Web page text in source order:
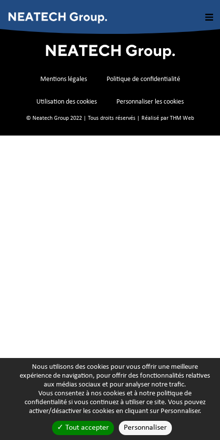
Mentions légales Politique de confidentialité
Utilisation des cookies Personnaliser les cookies
© Neatech Group 2022 | Tous droits réservés | Réalisé par THM Web
Nous utilisons des cookies pour vous offrir une meilleure
expérience de navigation, pour offrir des fonctionnalités relatives
aux médias sociaux et pour analyser notre trafic.
Vous consentez à nos cookies et à notre politique de
confidentialitési vous continuez à utiliser ce site. Vous pouvez
activer/désactiver les cookies en cliquant sur Personnaliser.
Tout accepter Personnaliser